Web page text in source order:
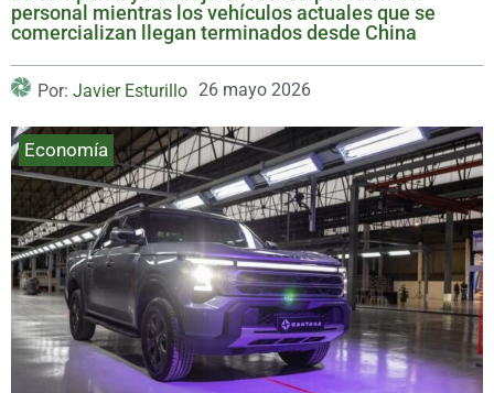
personal mientras los vehículos actuales que se
comercializan llegan terminados desde China
Por: Javier Esturillo 26 mayo 2026
Economía